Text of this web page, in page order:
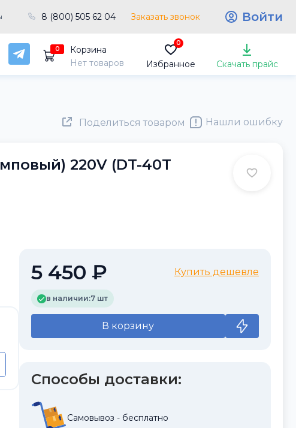
8 (800) 505 62 04 Заказать звонок Войти
0
Корзина
Нет товаров
0
Избранное Скачать прайс
Поделиться товаром Нашли ошибку
220V (DT-40T
5 450 ₽ Купить дешевле
в наличии:7 шт
В корзину
Способы доставки:
Самовывоз - бесплатно